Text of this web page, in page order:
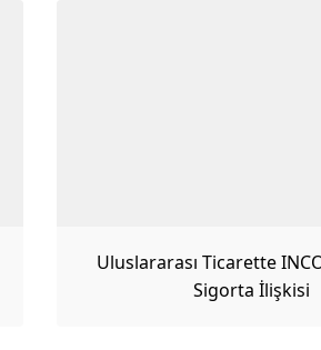
Uluslararası Ticarette
Sigorta İlişkisi